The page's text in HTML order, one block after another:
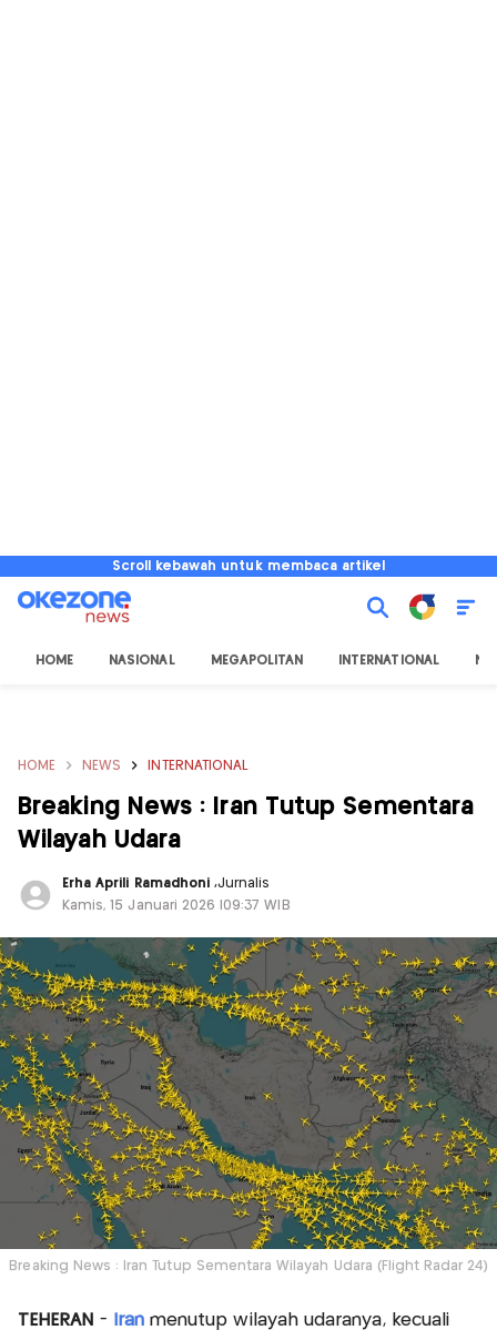
Scroll kebawah untuk membaca artikel
HOME NASIONAL MEGAPOLITAN INTERNATIONAL
HOME NEWS INTERNATIONAL
Breaking News : Iran Tutup Sementara
Wilayah Udara
Erha Aprili Ramadhoni,Jurnalis
Kamis, 15 Januari 2026 |09:37 WIB
Breaking News : Iran Tutup Sementara Wilayah Udara (Flight Radar 24)
TEHERAN - Iran menutup wilayah udaranya, kecuali